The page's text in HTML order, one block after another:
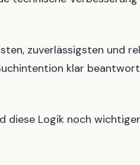
zuverlässigsten und
klar
diese Logik noch